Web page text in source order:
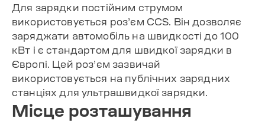
Для зарядки постійним струмом
використовується роз’єм CCS. Він дозволяє
заряджати автомобіль на швидкості до 100
кВт і є стандартом для швидкої зарядки в
Європі. Цей роз’єм зазвичай
використовується на публічних зарядних
станціях для ультрашвидкої зарядки.
Місце розташування